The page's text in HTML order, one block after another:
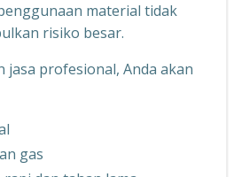
material tidak
risiko besar.
jasa profesional, Anda akan
gas